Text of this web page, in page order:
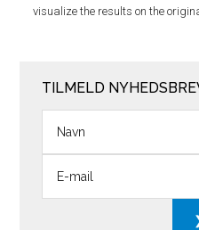
visualize the results on the
TILMELD